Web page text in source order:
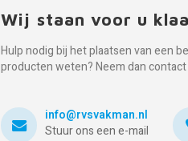
Wij staan voor u
Hulp nodig bij het plaatsen van een
producten weten? Neem dan
info@rvsvakman.nl
Stuur ons een e-mail